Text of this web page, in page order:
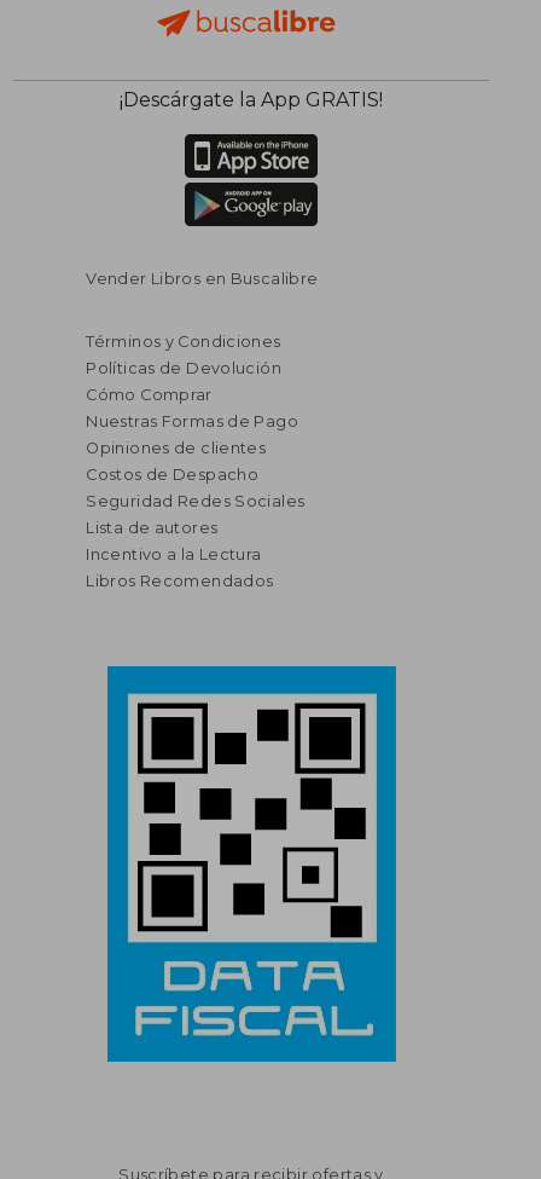
$ 108.284
¡Descárgate la App GRATIS!
Vender Libros en Buscalibre
Términos y Condiciones
Políticas de Devolución
Cómo Comprar
Nuestras Formas de Pago
Opiniones de clientes
Costos de Despacho
Seguridad Redes Sociales
Lista de autores
Incentivo a la Lectura
Libros Recomendados
Suscríbete para recibir ofertas y